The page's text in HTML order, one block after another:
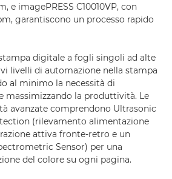
e imagePRESS C10010VP, con
garantiscono un processo rapido
digitale a fogli singoli ad alte
livelli di automazione nella stampa
al minimo la necessità di
massimizzando la produttività. Le
avanzate comprendono Ultrasonic
(rilevamento alimentazione
attiva fronte-retro e un
Sensor) per una
del colore su ogni pagina.